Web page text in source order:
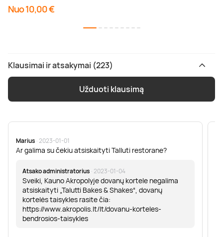
Nuo 10,00 €
Klausimai ir atsakymai (223)
Užduoti klausimą
Marius · 2023-01-01
Ar galima su čekiu atsiskaityti Talluti restorane?
Atsako administratorius · 2023-01-04
Sveiki, Kauno Akropolyje dovanų kortele negalima
atsiskaityti „Talutti Bakes & Shakes“, dovanų
kortelės taisykles rasite čia:
https://www.akropolis.lt/lt/dovanu-korteles-
bendrosios-taisykles